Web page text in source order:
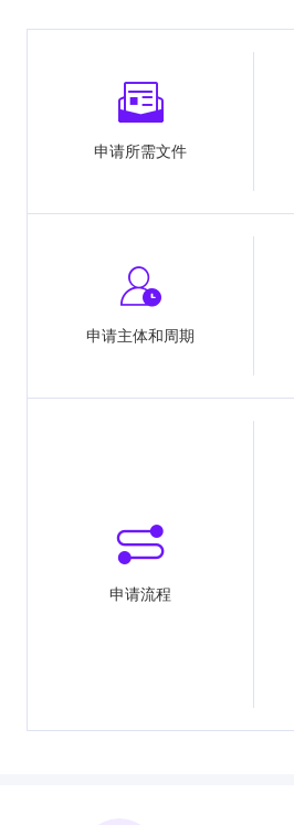
申请所需文件
申请主体和周期
申请流程